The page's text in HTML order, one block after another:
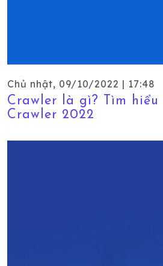
Chủ nhật, 09/10/2022 | 17:48
Crawler là gì? Tìm hiểu
Crawler 2022